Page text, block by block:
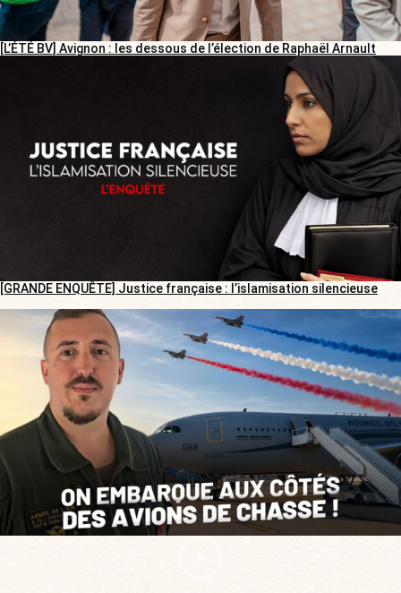
[L’ÉTÉ BV] Avignon : les dessous de l’élection de Raphaël Arnault
[GRANDE ENQUÊTE] Justice française : l’islamisation silencieuse